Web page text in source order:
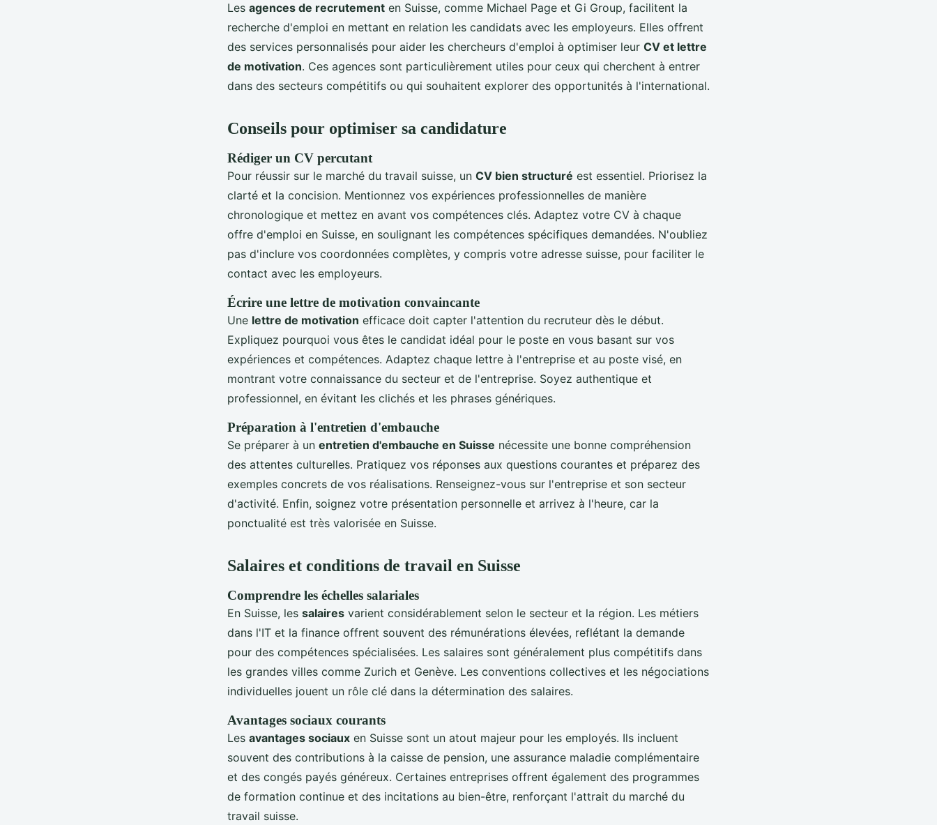
Les agences de recrutement en Suisse, comme Michael Page et Gi Group, facilitent la
recherche d'emploi en mettant en relation les candidats avec les employeurs. Elles offrent
des services personnalisés pour aider les chercheurs d'emploi à optimiser leur CV et lettre
de motivation. Ces agences sont particulièrement utiles pour ceux qui cherchent à entrer
dans des secteurs compétitifs ou qui souhaitent explorer des opportunités à l'international.
Conseils pour optimiser sa candidature
Rédiger un CV percutant
Pour réussir sur le marché du travail suisse, un CV bien structuré est essentiel. Priorisez la
clarté et la concision. Mentionnez vos expériences professionnelles de manière
chronologique et mettez en avant vos compétences clés. Adaptez votre CV à chaque
offre d'emploi en Suisse, en soulignant les compétences spécifiques demandées. N'oubliez
pas d'inclure vos coordonnées complètes, y compris votre adresse suisse, pour faciliter le
contact avec les employeurs.
Écrire une lettre de motivation convaincante
Une lettre de motivation efficace doit capter l'attention du recruteur dès le début.
Expliquez pourquoi vous êtes le candidat idéal pour le poste en vous basant sur vos
expériences et compétences. Adaptez chaque lettre à l'entreprise et au poste visé, en
montrant votre connaissance du secteur et de l'entreprise. Soyez authentique et
professionnel, en évitant les clichés et les phrases génériques.
Préparation à l'entretien d'embauche
Se préparer à un entretien d'embauche en Suisse nécessite une bonne compréhension
des attentes culturelles. Pratiquez vos réponses aux questions courantes et préparez des
exemples concrets de vos réalisations. Renseignez-vous sur l'entreprise et son secteur
d'activité. Enfin, soignez votre présentation personnelle et arrivez à l'heure, car la
ponctualité est très valorisée en Suisse.
Salaires et conditions de travail en Suisse
Comprendre les échelles salariales
En Suisse, les salaires varient considérablement selon le secteur et la région. Les métiers
dans l'IT et la finance offrent souvent des rémunérations élevées, reflétant la demande
pour des compétences spécialisées. Les salaires sont généralement plus compétitifs dans
les grandes villes comme Zurich et Genève. Les conventions collectives et les négociations
individuelles jouent un rôle clé dans la détermination des salaires.
Avantages sociaux courants
Les avantages sociaux en Suisse sont un atout majeur pour les employés. Ils incluent
souvent des contributions à la caisse de pension, une assurance maladie complémentaire
et des congés payés généreux. Certaines entreprises offrent également des programmes
de formation continue et des incitations au bien-être, renforçant l'attrait du marché du
travail suisse.